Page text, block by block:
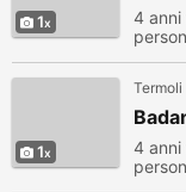
1 4 anni
1
Termoli
4 anni